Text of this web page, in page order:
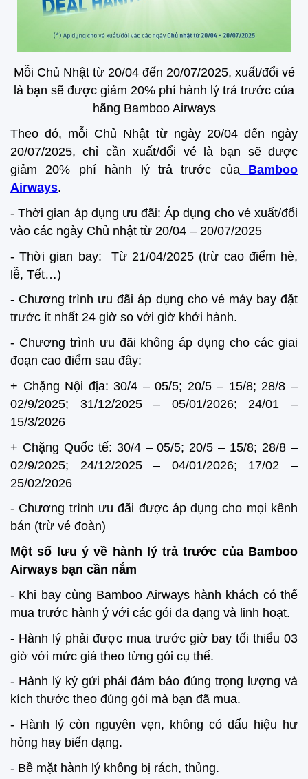
Mỗi Chủ Nhật từ 20/04 đến 20/07/2025, xuất/đổi vé
là bạn sẽ được giảm 20% phí hành lý trả trước của
hãng Bamboo Airways
Theo đó, mỗi Chủ Nhật từ ngày 20/04 đến ngày
20/07/2025, chỉ cần xuất/đổi vé là bạn sẽ được
giảm 20% phí hành lý trả trước củaBamboo
Airways.
- Thời gian áp dụng ưu đãi: Áp dụng cho vé xuất/đổi
vào các ngày Chủ nhật từ 20/04 – 20/07/2025
- Thời gian bay: Từ 21/04/2025 (trừ cao điểm hè,
lễ, Tết…)
- Chương trình ưu đãi áp dụng cho vé máy bay đặt
trước ít nhất 24 giờ so với giờ khởi hành.
- Chương trình ưu đãi không áp dụng cho các giai
đoạn cao điểm sau đây:
+ Chặng Nội địa: 30/4 – 05/5; 20/5 – 15/8; 28/8 –
02/9/2025; 31/12/2025 – 05/01/2026; 24/01 –
15/3/2026
+ Chặng Quốc tế: 30/4 – 05/5; 20/5 – 15/8; 28/8 –
02/9/2025; 24/12/2025 – 04/01/2026; 17/02 –
25/02/2026
- Chương trình ưu đãi được áp dụng cho mọi kênh
bán (trừ vé đoàn)
Một số lưu ý về hành lý trả trước của Bamboo
Airways bạn cần nắm
- Khi bay cùng Bamboo Airways hành khách có thể
mua trước hành ý với các gói đa dạng và linh hoạt.
- Hành lý phải được mua trước giờ bay tối thiểu 03
giờ với mức giá theo từng gói cụ thể.
- Hành lý ký gửi phải đảm báo đúng trọng lượng và
kích thước theo đúng gói mà bạn đã mua.
- Hành lý còn nguyên vẹn, không có dấu hiệu hư
hỏng hay biến dạng.
- Bề mặt hành lý không bị rách, thủng.